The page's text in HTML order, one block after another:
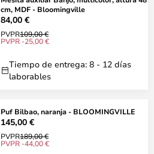
cm, MDF - Bloomingville
84,00 €
PVPR109,00 €
PVPR -25,00 €
Tiempo de entrega: 8 - 12 días
laborables
Puf Bilbao, naranja - BLOOMINGVILLE
145,00 €
PVPR189,00 €
PVPR -44,00 €